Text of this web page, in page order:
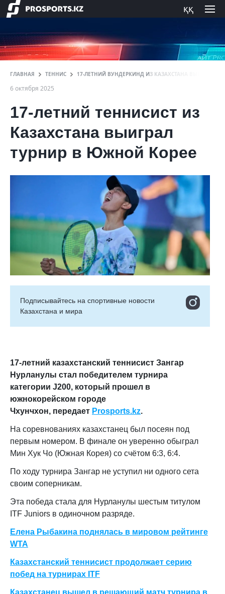
ққ
ГЛАВНАЯ ТЕННИС 17-ЛЕТНИЙ ВУНДЕРКИНД ИЗ КАЗАХСТАНА ВЫИГРАЛ
6 октября 2025
17-летний теннисист из
Казахстана выиграл
турнир в Южной Корее
Подписывайтесь на cпортивные новости
Казахстана и мира
17-летний казахстанский теннисист Зангар
Нурланулы стал победителем турнира
категории J200, который прошел в
южнокорейском городе
Чхунчхон, передает Prosports.kz.
На соревнованиях казахстанец был посеян под
первым номером. В финале он уверенно обыграл
Мин Хук Чо (Южная Корея) со счётом 6:3, 6:4.
По ходу турнира Зангар не уступил ни одного сета
своим соперникам.
Эта победа стала для Нурланулы шестым титулом
ITF Juniors в одиночном разряде.
Елена Рыбакина поднялась в мировом рейтинге
WTA
Казахстанский теннисист продолжает серию
побед на турнирах ITF
Казахстанец вышел в решающий матч турнира в